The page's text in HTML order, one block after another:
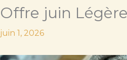
Offre juin
juin 1, 2026